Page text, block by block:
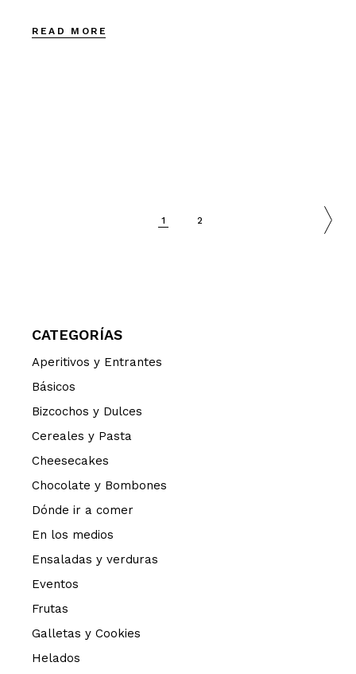
READ MORE
1 2
CATEGORÍAS
Aperitivos y Entrantes
Básicos
Bizcochos y Dulces
Cereales y Pasta
Cheesecakes
Chocolate y Bombones
Dónde ir a comer
En los medios
Ensaladas y verduras
Eventos
Frutas
Galletas y Cookies
Helados